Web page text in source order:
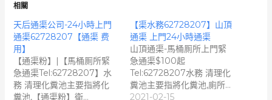
相關
天后通渠公司-24小時上門
通渠62728207【通渠 费
用】
【通渠粉】|【馬桶厠所緊
急通渠Tel:62728207】水
務 清理化糞池主要指將化
糞池,【通渠粉】衛…
【渠水務62728207】山頂
通渠 上門24小時通渠
山頂通渠-馬桶厠所上門緊
急通渠$100起
Tel:62728207水務 清理化
糞池主要指將化糞池,廁所…
2021-02-15